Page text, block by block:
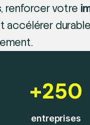
renforcer votre
accélérer
+250
entreprises